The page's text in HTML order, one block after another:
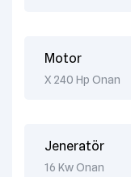
Motor
X 240 Hp Onan
Jeneratör
16 Kw Onan